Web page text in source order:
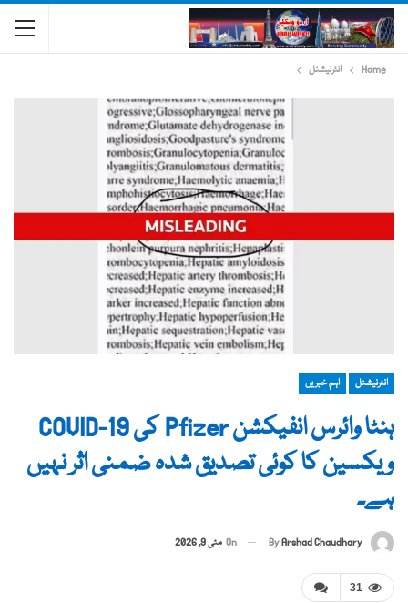
Home انٹرنیشنل
انٹرنیشنل اہم خبریں
ہنٹا وائرس انفیکشن Pfizer کی COVID-19
ویکسین کا کوئی تصدیق شدہ ضمنی اثر نہیں
ہے۔
ByArshad Chaudhary
On مئی 9, 2026
31